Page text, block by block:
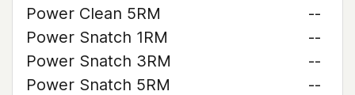
Power Clean 5RM
--
Power Snatch 1RM
--
Power Snatch 3RM
--
Power Snatch 5RM
--